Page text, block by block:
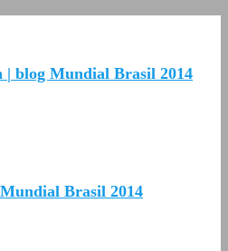
| blog Mundial Brasil 2014
Brasil 2014